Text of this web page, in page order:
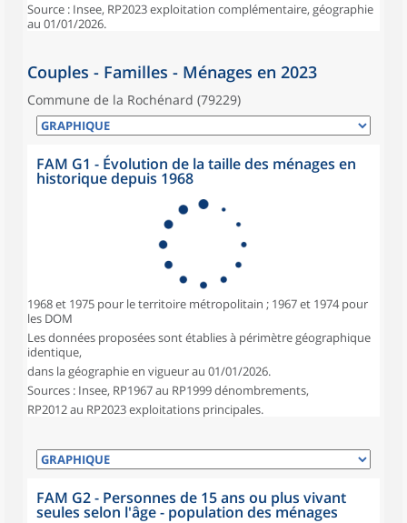
Source : Insee, RP2023 exploitation complémentaire, géographie
au 01/01/2026.
Couples - Familles - Ménages en 2023
Commune de la Rochénard (79229)
FAM G1 - Évolution de la taille des ménages en
historique depuis 1968
1968 et 1975 pour le territoire métropolitain ; 1967 et 1974 pour
les DOM
Les données proposées sont établies à périmètre géographique
identique,
dans la géographie en vigueur au 01/01/2026.
Sources : Insee, RP1967 au RP1999 dénombrements,
RP2012 au RP2023 exploitations principales.
FAM G2 - Personnes de 15 ans ou plus vivant
seules selon l'âge - population des ménages